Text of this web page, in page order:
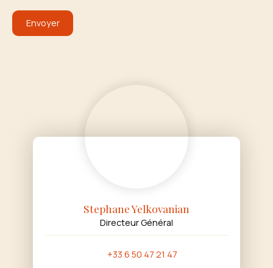
Envoyer
Stephane Yelkovanian
Directeur Général
+33 6 50 47 21 47